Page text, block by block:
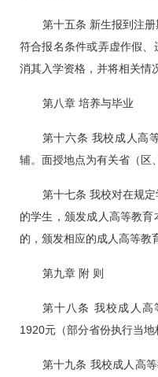
第十五条 新生报到注
符合报名条件或弄虚作假
消其入学资格， 并将相关情
第八章 培养与毕业
第十六条 我校成人高
辅。面授地点为有关省（区
第十七条我校对在规
的学生，颁发成人高等教育
的，颁发相应的成人高等教
第九章 附 则
第十八条 我校成人高
1920元（部分省份执行当地
第十九条 我校成人高